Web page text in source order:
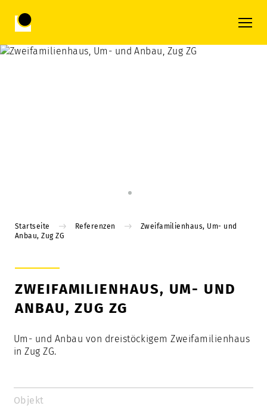
Startseite Referenzen
Zweifamilienhaus, Um- und
Anbau, Zug ZG
ZWEIFAMILIENHAUS, UM- UND
ANBAU, ZUG ZG
Um- und Anbau von dreistöckigem Zweifamilienhaus
in Zug ZG.
Objekt